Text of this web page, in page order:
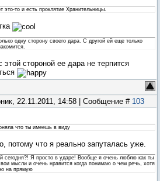
это-то и есть проклятие Хранительницы.
одну сторону своего дара. С другой ей еще только
этой стороной ее дара не терпится
22.11.2011, 14:58 | Сообщение # 103
что ты имеешь в виду
потому что я реально запуталась уже.
сегодня?! Я просто в ударе! Вообще я очень люблю как ты
мысли и очень нравится когда понимаю о чем речь, хотя
на прямую